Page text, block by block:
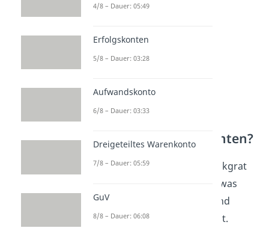
Was sind Bestandskonten?
Bestandskonten sind das Rückgrat
Sie zeigen dir, was
dein Unternehmen
und
woher dasGeld
dafür stammt.
4/8 – Dauer: 05:49
Erfolgskonten
5/8 – Dauer: 03:28
Aufwandskonto
6/8 – Dauer: 03:33
Dreigeteiltes Warenkonto
7/8 – Dauer: 05:59
GuV
8/8 – Dauer: 06:08